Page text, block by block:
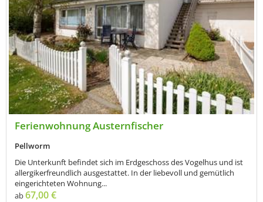
Ferienwohnung Austernfischer
Pellworm
Die Unterkunft befindet sich im Erdgeschoss des Vogelhus und ist
allergikerfreundlich ausgestattet. In der liebevoll und gemütlich
eingerichteten Wohnung...
ab67,00 €